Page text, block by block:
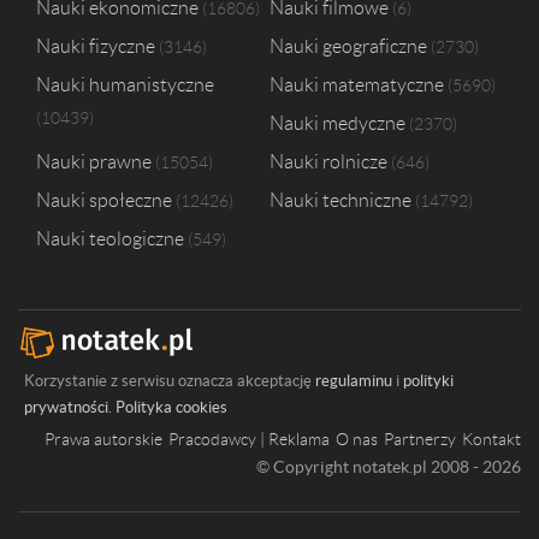
Akademia Sztuk Pięknych w Warszawie1
Politechnika Gdańska
Politechnika Warszawska
Politechnika Świętokrzyska w Kielcach1
Nauki ekonomiczne 16806 Nauki filmowe 6
Nauki fizyczne 3146 Nauki geograficzne 2730
Nauki humanistyczne
10439
Nauki matematyczne 5690
Nauki medyczne 2370
Nauki prawne 15054 Nauki rolnicze 646
Nauki społeczne 12426 Nauki techniczne 14792
Nauki teologiczne 549
Korzystanie z serwisu oznacza akceptację regulaminu i polityki
prywatności. Polityka cookies
Prawa autorskie Pracodawcy | Reklama O nas Partnerzy Kontakt
© Copyright notatek.pl 2008 - 2026